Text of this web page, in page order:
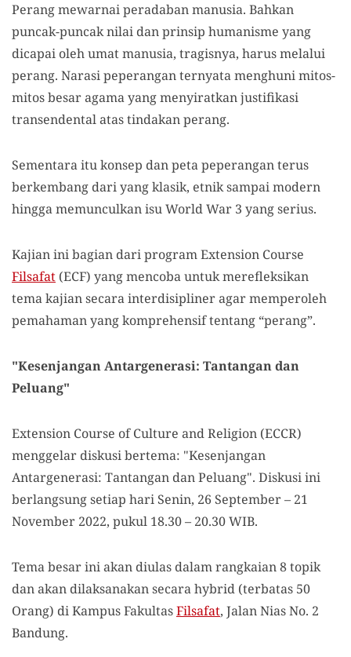
Perang mewarnai peradaban manusia. Bahkan
puncak-puncak nilai dan prinsip humanisme yang
dicapai oleh umat manusia, tragisnya, harus melalui
perang. Narasi peperangan ternyata menghuni mitos-
mitos besar agama yang menyiratkan justifikasi
transendental atas tindakan perang.
Sementara itu konsep dan peta peperangan terus
berkembang dari yang klasik, etnik sampai modern
hingga memunculkan isu World War 3 yang serius.
Kajian ini bagian dari program Extension Course
Filsafat (ECF) yang mencoba untuk merefleksikan
tema kajian secara interdisipliner agar memperoleh
pemahaman yang komprehensif tentang “perang”.
"Kesenjangan Antargenerasi: Tantangan dan
Peluang"
Extension Course of Culture and Religion (ECCR)
menggelar diskusi bertema: "Kesenjangan
Antargenerasi: Tantangan dan Peluang". Diskusi ini
berlangsung setiap hari Senin, 26 September – 21
November 2022, pukul 18.30 – 20.30 WIB.
Tema besar ini akan diulas dalam rangkaian 8 topik
dan akan dilaksanakan secara hybrid (terbatas 50
Orang) di Kampus FakultasFilsafat, Jalan Nias No. 2
Bandung.